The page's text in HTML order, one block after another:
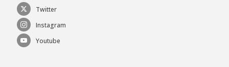
Twitter
Instagram
Youtube